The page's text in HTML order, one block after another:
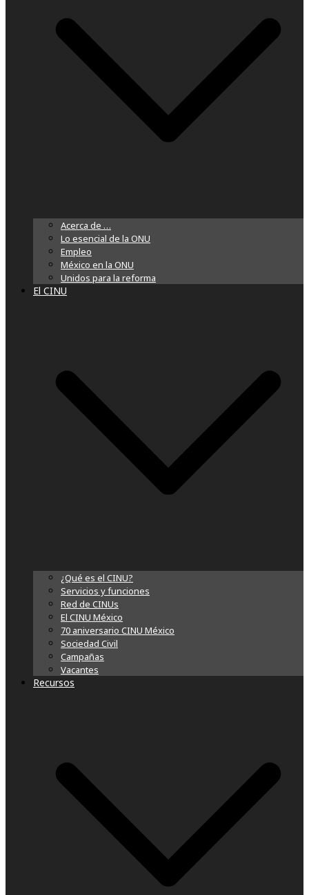
Acerca de …
Lo esencial de la ONU
Empleo
México en la ONU
Unidos para la reforma
El CINU
¿Qué es el CINU?
Servicios y funciones
Red de CINUs
El CINU México
70 aniversario CINU México
Sociedad Civil
Campañas
Vacantes
Recursos